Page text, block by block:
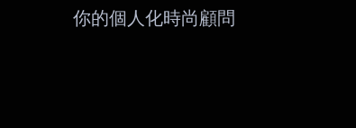
你的個人化時尚顧問